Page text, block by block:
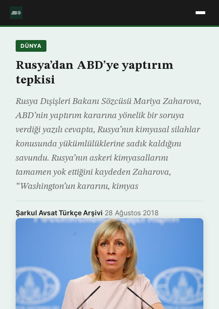
DÜNYA
Rusya’dan ABD’ye yaptırım
tepkisi
Rusya Dışişleri Bakanı Sözcüsü Mariya Zaharova,
ABD’nin yaptırım kararına yönelik bir soruya
verdiği yazılı cevapta, Rusya’nın kimyasal silahlar
konusunda yükümlülüklerine sadık kaldığını
savundu. Rusya’nın askeri kimyasallarını
tamamen yok ettiğini kaydeden Zaharova,
“Washington’un kararını, kimyas
Şarkul Avsat Türkçe Arşivi·28 Ağustos 2018